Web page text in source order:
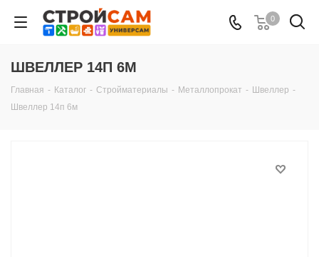
0
ШВЕЛЛЕР 14П 6М
Главная - Каталог - Стройматериалы - Металлопрокат - Швеллер -
Швеллер 14п 6м